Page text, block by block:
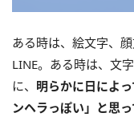
ある時は、絵文字、
LINE。ある時は、文
に、 明らかに日によ
ンヘラっぽい」と思っ